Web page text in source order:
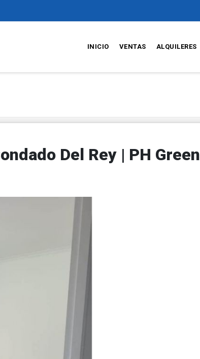
INICIO VENTAS ALQUILERES
Del Rey | PH Green